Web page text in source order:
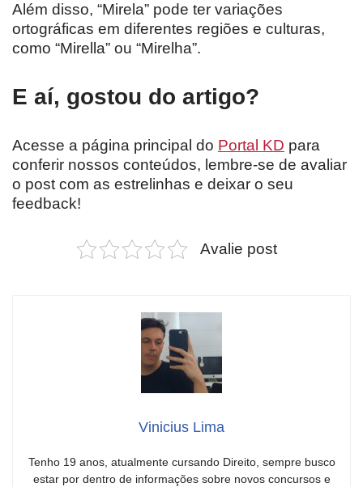
Além disso, “Mirela” pode ter variações
ortográficas em diferentes regiões e culturas,
como “Mirella” ou “Mirelha”.
E aí, gostou do artigo?
Acesse a página principal do Portal KD para
conferir nossos conteúdos, lembre-se de avaliar
o post com as estrelinhas e deixar o seu
feedback!
Avalie post
Vinicius Lima
Tenho 19 anos, atualmente cursando Direito, sempre busco
estar por dentro de informações sobre novos concursos e